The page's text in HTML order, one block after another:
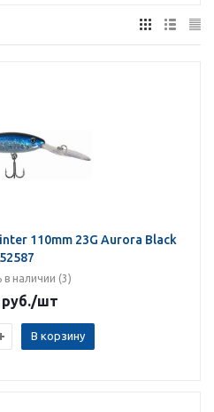
110mm 23G Aurora Black
52587
в наличии (3)
/шт
В корзину